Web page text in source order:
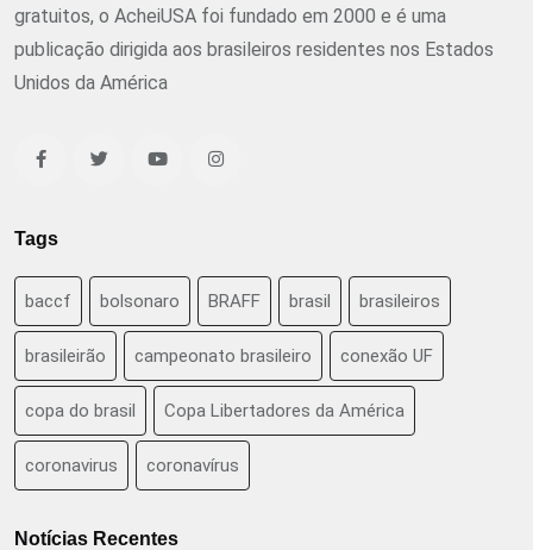
gratuitos, o AcheiUSA foi fundado em 2000 e é uma
publicação dirigida aos brasileiros residentes nos Estados
Unidos da América
Tags
baccf bolsonaro BRAFF brasil brasileiros
brasileirão campeonato brasileiro conexão UF
copa do brasil Copa Libertadores da América
coronavirus coronavírus
Notícias Recentes